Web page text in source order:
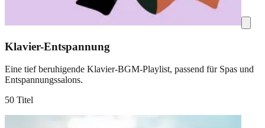
Klavier-Entspannung
Eine tief beruhigende Klavier-BGM-Playlist, passend für Spas und
Entspannungssalons.
50 Titel